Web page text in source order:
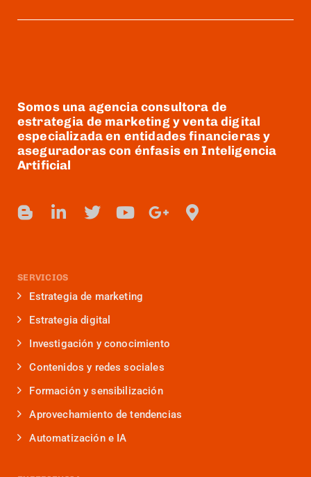
Somos una agencia consultora de
estrategia de marketing y venta digital
especializada en entidades financieras y
aseguradoras con énfasis en Inteligencia
Artificial
SERVICIOS
Estrategia de marketing
Estrategia digital
Investigación y conocimiento
Contenidos y redes sociales
Formación y sensibilización
Aprovechamiento de tendencias
Automatización e IA